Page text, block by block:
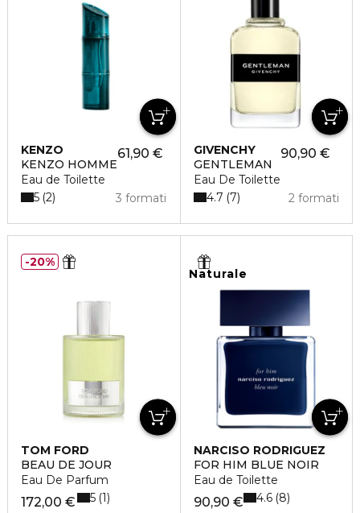
KENZO
KENZO HOMME
Eau de Toilette
61,90 €
3 formati
5 2
GIVENCHY
GENTLEMAN
Eau De Toilette
90,90 €
2 formati
4.7 7
TOM FORD
BEAU DE JOUR
Eau De Parfum
172,00 €
5 1
20%
Naturale
NARCISO RODRIGUEZ
FOR HIM BLUE NOIR
Eau de Toilette
90,90 € 4.6 8